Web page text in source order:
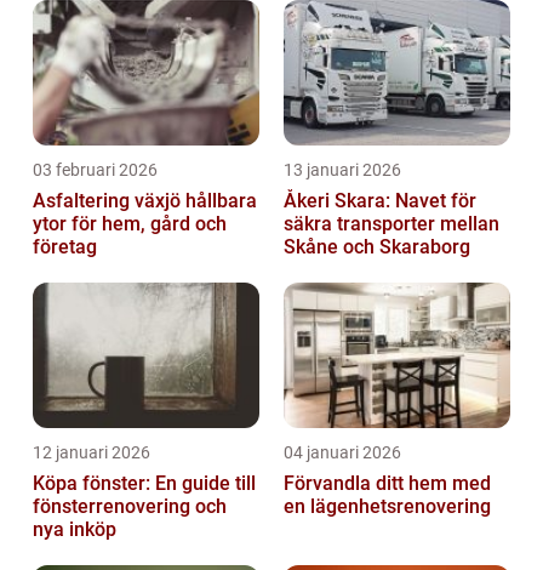
03 februari 2026
Asfaltering växjö hållbara
ytor för hem, gård och
företag
13 januari 2026
Åkeri Skara: Navet för
säkra transporter mellan
Skåne och Skaraborg
12 januari 2026
Köpa fönster: En guide till
fönsterrenovering och
nya inköp
04 januari 2026
Förvandla ditt hem med
en lägenhetsrenovering